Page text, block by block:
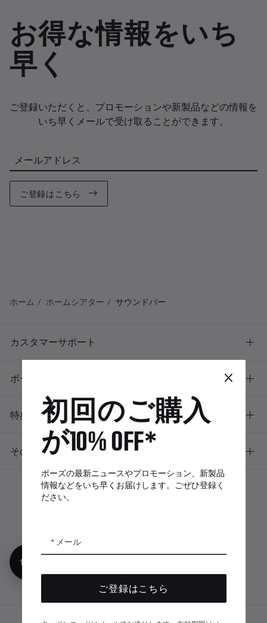
お得な情報をいち
早く
ご登録いただくと、プロモーションや新製品などの情報を
いち早くメールで受け取ることができます。
メールアドレス
ご登録はこちら
ホーム ホームシアター サウンドバー
カスタマーサポート
ボーズについて
特典
その他のリンク
×
初回のご購入
が10% OFF*
ボーズの最新ニュースやプロモーション、新製品
情報などをいち早くお届けします。ごぜひ登録く
ださい。
メール
ご登録はこちら
10%オフ